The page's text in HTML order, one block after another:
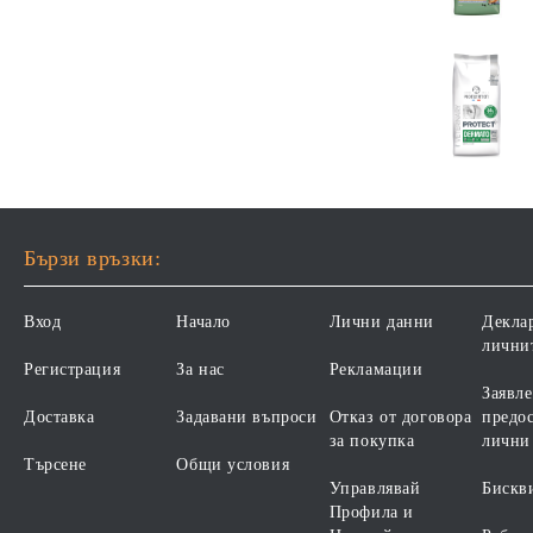
Бързи връзки:
Вход
Регистрация
Доставка
Търсене
Начало
За нас
Задавани въпроси
Общи условия
Лични данни
Рекламации
Отказ от договора
за покупка
Управлявай
Профила и